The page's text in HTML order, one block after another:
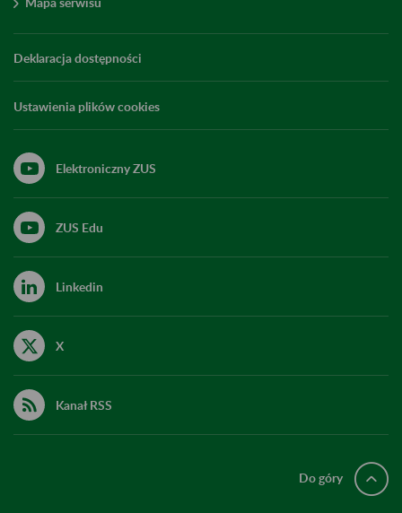
Deklaracja dostępności
Ustawienia plików cookies
Elektroniczny ZUS
ZUS Edu
Linkedin
X
Kanał RSS
Do góry